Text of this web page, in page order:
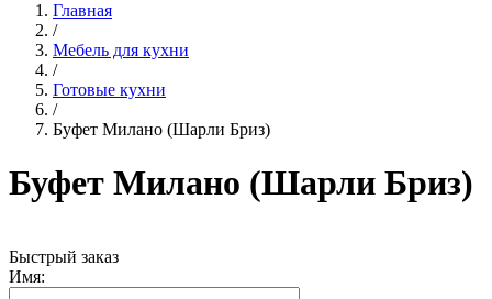
Главная
/
Мебель для кухни
/
Готовые кухни
/
Буфет Милано (Шарли Бриз)
Буфет Милано (Шарли Бриз)
Быстрый заказ
Имя: